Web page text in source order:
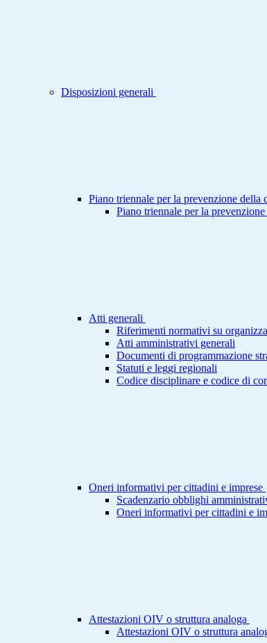
Disposizioni generali
Piano triennale per la prevenzione della
Piano triennale per la
Atti generali
Riferimenti normativi su
Atti amministrativi generali
Documenti di programmazione
Statuti e leggi regionali
Codice disciplinare e codice di
Oneri informativi per cittadini e imprese
Scadenzario obblighi
Oneri informativi per cittadini e
Attestazioni OIV o struttura analoga
Attestazioni OIV o struttura